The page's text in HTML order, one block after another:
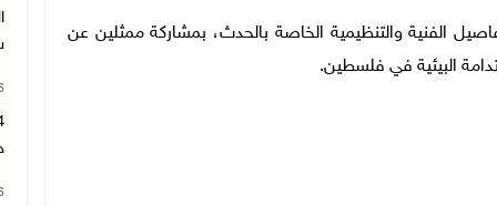
الفنية والتنظيمية الخاصة بالحدث، بمشاركة ممثلين عن
البيئية في فلسطين.